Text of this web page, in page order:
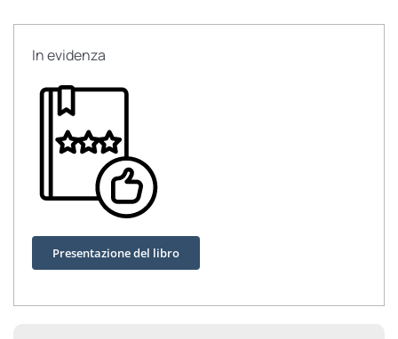
quantità
In evidenza
Presentazione del libro